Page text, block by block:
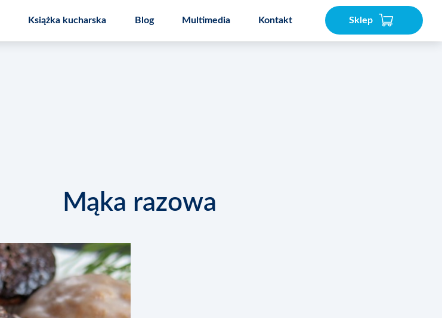
Książka kucharska Blog Multimedia Kontakt Sklep
Mąka razowa